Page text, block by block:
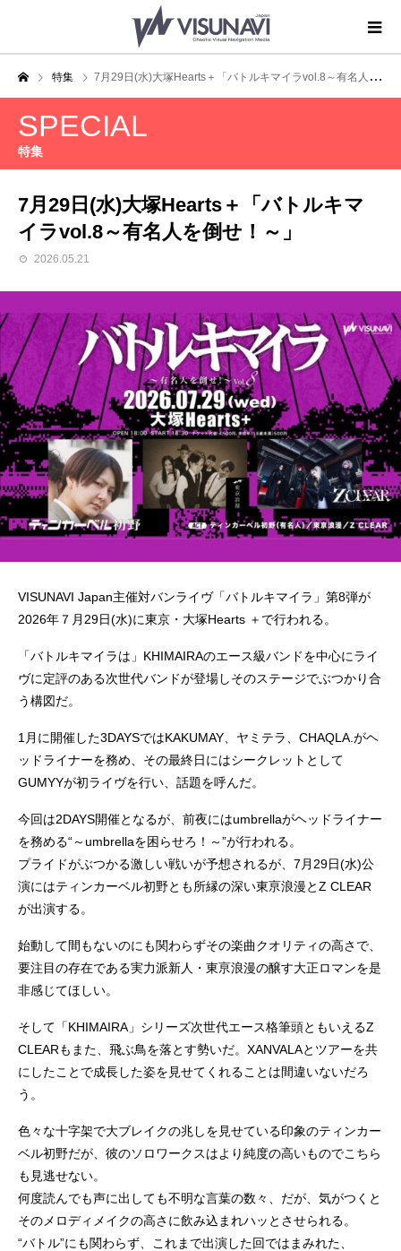
特集 7月29日(水)大塚Hearts＋「バトルキマイラvol.8～有名人を倒せ！～」
SPECIAL
特集
7月29日(水)大塚Hearts＋「バトルキマ
イラvol.8～有名人を倒せ！～」
2026.05.21
VISUNAVI Japan主催対バンライヴ「バトルキマイラ」第8弾が
2026年７月29日(水)に東京・大塚Hearts ＋で行われる。
「バトルキマイラは」KHIMAIRAのエース級バンドを中心にライ
ヴに定評のある次世代バンドが登場しそのステージでぶつかり合
う構図だ。
1月に開催した3DAYSではKAKUMAY、ヤミテラ、CHAQLA.がヘ
ッドライナーを務め、その最終日にはシークレットとして
GUMYYが初ライヴを行い、話題を呼んだ。
今回は2DAYS開催となるが、前夜にはumbrellaがヘッドライナー
を務める“～umbrellaを困らせろ！～”が行われる。
プライドがぶつかる激しい戦いが予想されるが、7月29日(水)公
演にはティンカーベル初野とも所縁の深い東亰浪漫とZ CLEAR
が出演する。
始動して間もないのにも関わらずその楽曲クオリティの高さで、
要注目の存在である実力派新人・東亰浪漫の醸す大正ロマンを是
非感じてほしい。
そして「KHIMAIRA」シリーズ次世代エース格筆頭ともいえるZ
CLEARもまた、飛ぶ鳥を落とす勢いだ。XANVALAとツアーを共
にしたことで成長した姿を見せてくれることは間違いないだろ
う。
色々な十字架で大ブレイクの兆しを見せている印象のティンカー
ベル初野だが、彼のソロワークスはより純度の高いものでこちら
も見逃せない。
何度読んでも声に出しても不明な言葉の数々、だが、気がつくと
そのメロディメイクの高さに飲み込まれハッとさせられる。
“バトル”にも関わらず、これまで出演した回ではまみれた、